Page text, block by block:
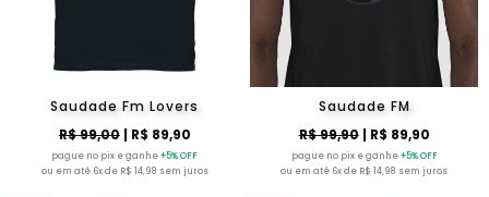
Saudade Fm Lovers
R$ 99,00| R$ 89,90
pague no pix e ganhe+5% OFF
ou em até 6x de R$ 14,98 sem juros
Saudade FM
R$ 99,90| R$ 89,90
pague no pix e ganhe+5% OFF
ou em até 6x de R$ 14,98 sem juros